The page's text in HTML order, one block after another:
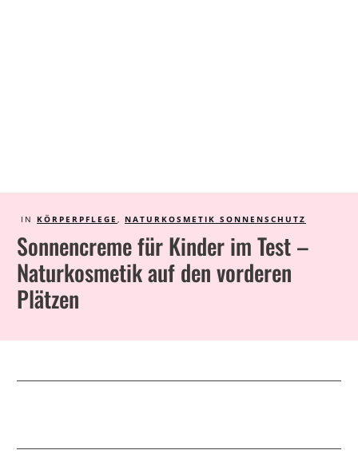
IN KÖRPERPFLEGE , NATURKOSMETIK SONNENSCHUTZ
Sonnencreme für Kinder im Test –
Naturkosmetik auf den vorderen
Plätzen